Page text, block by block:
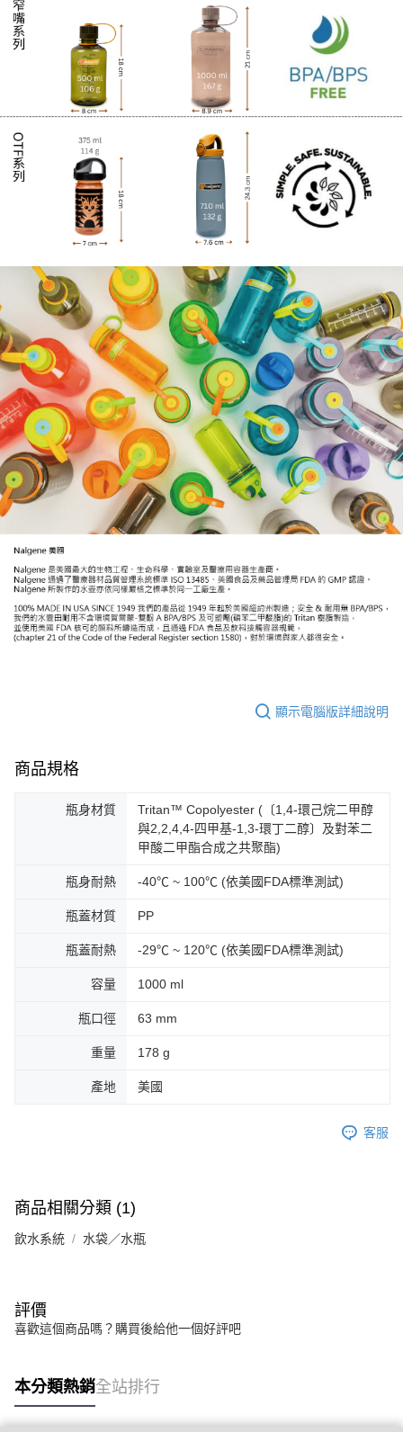
顯示電腦版詳細說明
商品規格
瓶身材質
Tritan™ Copolyester (〔1,4-環己烷二甲醇
與2,2,4,4-四甲基-1,3-環丁二醇〕及對苯二
甲酸二甲酯合成之共聚酯)
瓶身耐熱 -40℃ ~ 100℃ (依美國FDA標準測試)
瓶蓋材質 PP
瓶蓋耐熱 -29℃ ~ 120℃ (依美國FDA標準測試)
容量 1000 ml
瓶口徑 63 mm
重量 178 g
產地 美國
客服
商品相關分類 (1)
飲水系統 水袋／水瓶
評價
喜歡這個商品嗎？購買後給他一個好評吧
本分類熱銷全站排行